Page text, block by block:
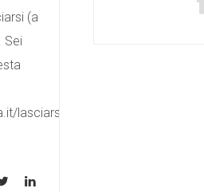
(a
Sei
lasciarsi-